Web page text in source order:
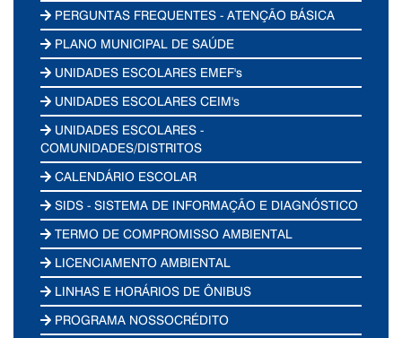
PERGUNTAS FREQUENTES - ATENÇÃO BÁSICA
PLANO MUNICIPAL DE SAÚDE
UNIDADES ESCOLARES EMEF's
UNIDADES ESCOLARES CEIM's
UNIDADES ESCOLARES -
COMUNIDADES/DISTRITOS
CALENDÁRIO ESCOLAR
SIDS - SISTEMA DE INFORMAÇÃO E DIAGNÓSTICO
TERMO DE COMPROMISSO AMBIENTAL
LICENCIAMENTO AMBIENTAL
LINHAS E HORÁRIOS DE ÔNIBUS
PROGRAMA NOSSOCRÉDITO